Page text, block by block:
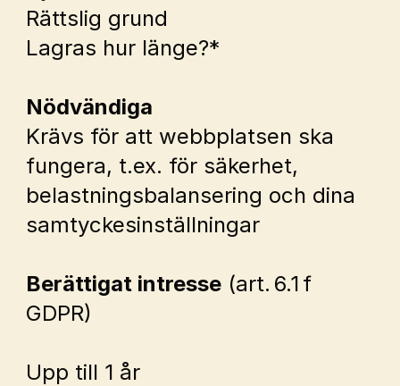
Rättslig grund
Lagras hur länge?*
Nödvändiga
Krävs för att webbplatsen ska
fungera, t.ex. för säkerhet,
belastningsbalansering och dina
samtyckesinställningar
Berättigat intresse (art. 6.1 f
GDPR)
Upp till 1 år